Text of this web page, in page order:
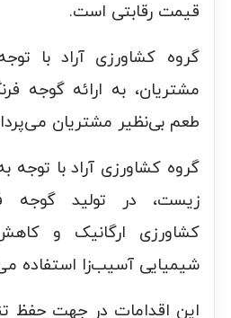
قیمت رقابتی است.
گروه کشاورزی آراد با
مشتریان، به ارائه گوجه
طعم بی‌نظیر مشتریان
گروه کشاورزی آراد با
زیست، در تولید گوجه
کشاورزی ارگانیک و
شیمیایی آسیب‌زا استفاده
این اقدامات در جهت حفظ